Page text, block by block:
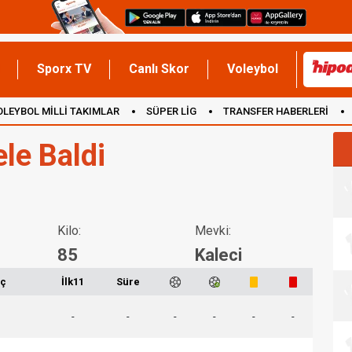
Sporx TV Canlı Skor Voleybol
MİLLİ TAKIMLAR SÜPER LİG TRANSFER HABERLERİ
Baldi
Kilo:
85
Mevki:
Kaleci
İlk11 Süre
- - - - - -